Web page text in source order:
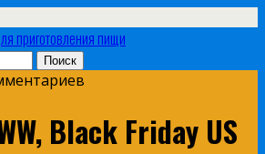
приготовления пищи
Black Friday US